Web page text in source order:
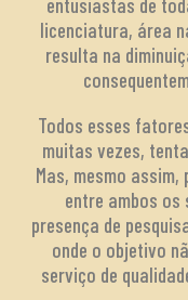
entusiastas de
licenciatura, área
resulta na
Todos esses
muitas vezes,
Mas, mesmo
entre ambos
presença de
onde o objetivo
serviço de